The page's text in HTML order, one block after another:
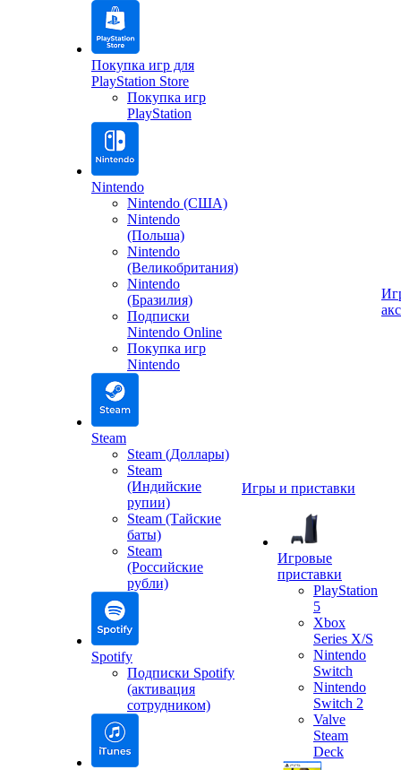
Покупка игр для
PlayStation Store
Покупка игр
PlayStation
Nintendo
Nintendo (США)
Nintendo
(Польша)
Nintendo
(Великобритания)
Nintendo
(Бразилия)
Подписки
Nintendo Online
Покупка игр
Nintendo
Steam
Steam (Доллары)
Steam
(Индийские
рупии)
Steam (Тайские
баты)
Steam
(Российские
рубли)
Spotify
Подписки Spotify
(активация
сотрудником)
Игры и приставки
Игровые
приставки
PlayStation
5
Xbox
Series X/S
Nintendo
Switch
Nintendo
Switch 2
Valve
Steam
Deck